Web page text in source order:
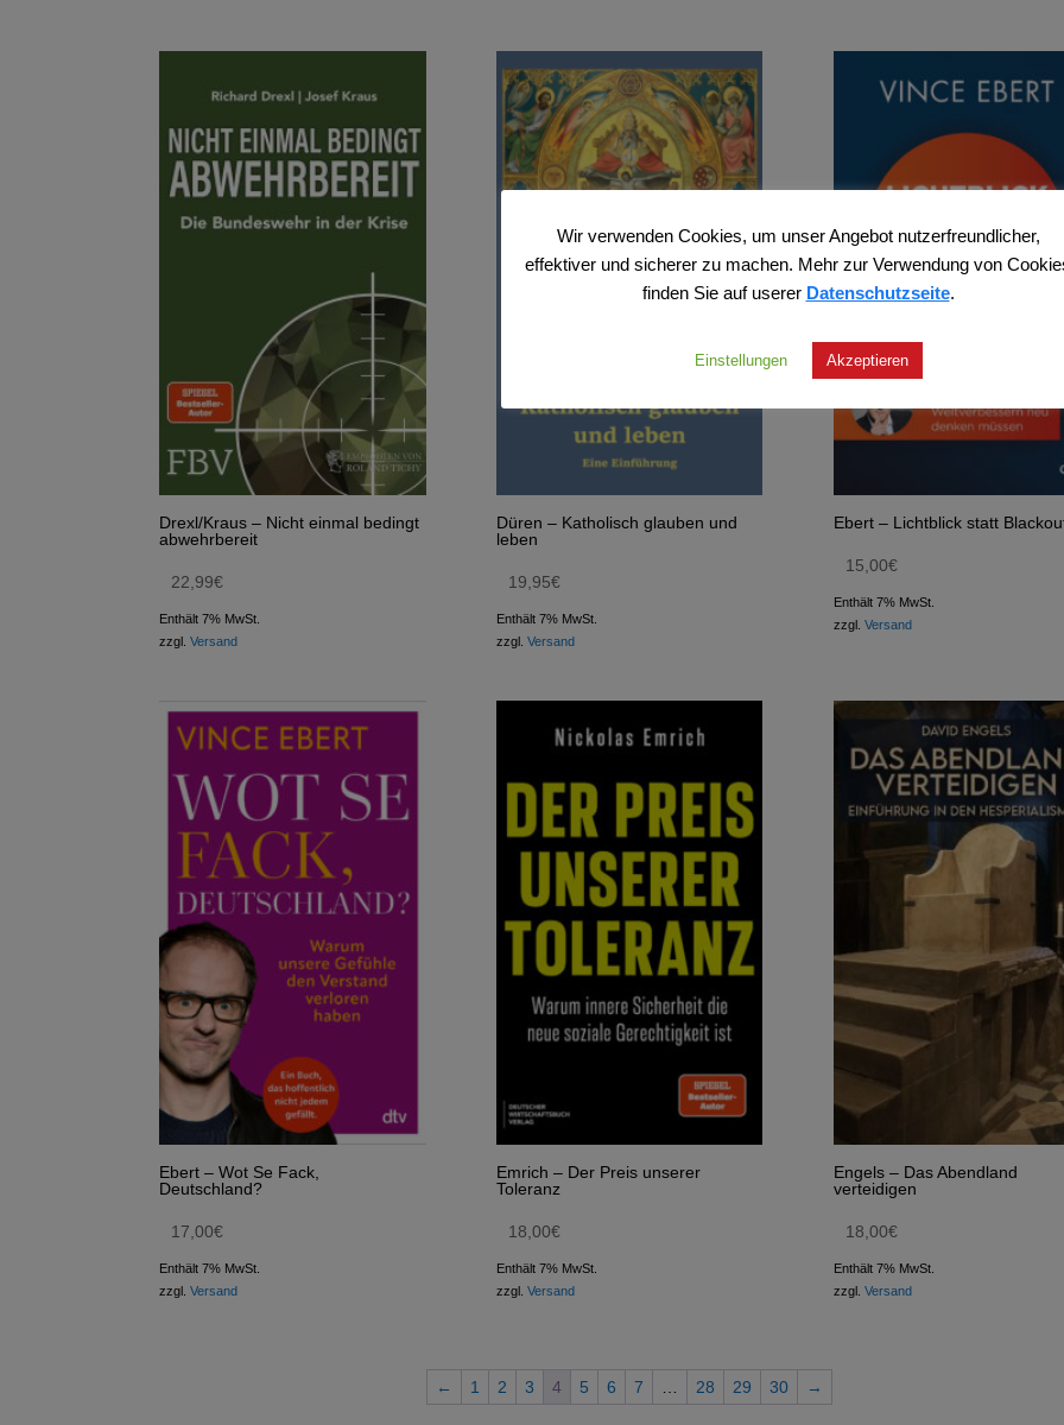
Drexl/Kraus – Nicht einmal bedingt
abwehrbereit
22,99€
Enthält 7% MwSt.
zzgl.Versand
Düren – Katholisch glauben und
leben
19,95€
Enthält 7% MwSt.
zzgl. Versand
Ebert – Lichtblick statt
15,00€
Enthält 7% MwSt.
zzgl. Versand
Ebert – Wot Se Fack,
Deutschland?
17,00€
Enthält 7% MwSt.
zzgl.Versand
Emrich – Der Preis unserer
Toleranz
18,00€
Enthält 7% MwSt.
zzgl. Versand
Engels – Das Abendland
verteidigen
18,00€
Enthält 7% MwSt.
zzgl. Versand
← 1 2 3 4 5 6 7 … 28 29 30 →
Wir verwenden Cookies, um unser Angebot nutzerfreundlicher,
effektiver und sicherer zu machen. Mehr zur Verwendung von
finden Sie auf userer Datenschutzseite.
Einstellungen Akzeptieren